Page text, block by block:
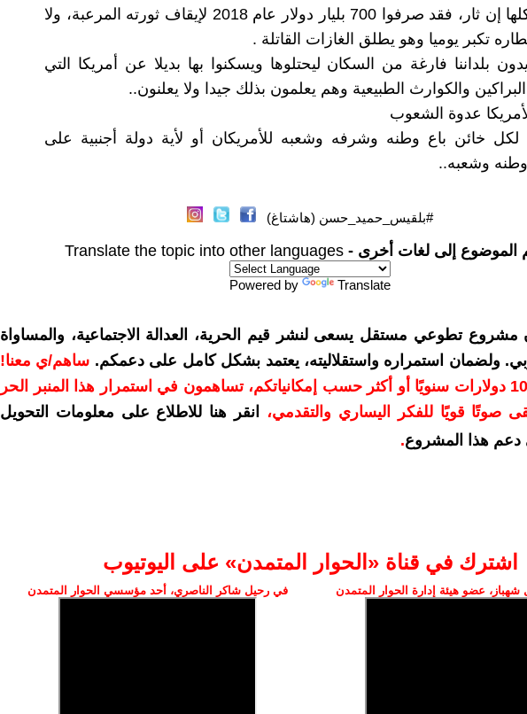
أمريكا كلها إن ثار، فقد صرفوا 700 بليار دولار عام 2018 لإيقاف ثورته المرعبة، ولا
تكبر يوميا وهو يطلق الغازات القاتلة .
بلداننا فارغة من السكان ليحتلوها ويسكنوا بها بديلا عن أمريكا التي
البراكين والكوارث الطبيعية وهم يعلمون بذلك جيدا ولا يعلنون..
عدوة الشعوب
لكل خائن باع وطنه وشرفه وشعبه للأمريكان أو لأية دولة أجنبية على
وشعبه..
#بلقيس_حميد_حسن (هاشتاغ)
الموضوع إلى لغات أخرى - Translate the topic into other languages
Powered by Translate
مشروع تطوعي مستقل يسعى لنشر قيم الحرية، العدالة الاجتماعية، والمساواة
ولضمان استمراره واستقلاليته، يعتمد بشكل كامل على دعمكم. ساهم/ي معنا!
بدعمكم بمبلغ 10 دولارات سنويًا أو أكثر حسب إمكانياتكم، تساهمون في استمرار هذا المنبر الحر
صوتًا قويًا للفكر اليساري والتقدمي،
انقر هنا للاطلاع على معلومات التحويل
دعم هذا المشروع.
اشترك في قناة ‫«الحوار المتمدن» على اليوتيوب
عضو هيئة إدارة الحوار المتمدن في رحيل شاكر الناصري، أحد مؤسسي الحوار المتمدن